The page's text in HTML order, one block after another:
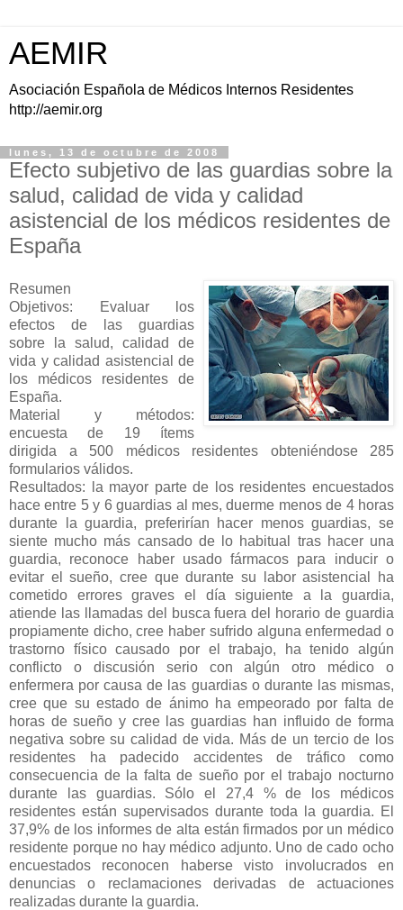
AEMIR
Asociación Española de Médicos Internos Residentes
http://aemir.org
lunes, 13 de octubre de 2008
Efecto subjetivo de las guardias sobre la
salud, calidad de vida y calidad
asistencial de los médicos residentes de
España
Resumen
Objetivos: Evaluar los
efectos de las guardias
sobre la salud, calidad de
vida y calidad asistencial de
los médicos residentes de
España.
Material y métodos:
encuesta de 19 ítems
dirigida a 500 médicos residentes obteniéndose 285
formularios válidos.
Resultados: la mayor parte de los residentes encuestados
hace entre 5 y 6 guardias al mes, duerme menos de 4 horas
durante la guardia, preferirían hacer menos guardias, se
siente mucho más cansado de lo habitual tras hacer una
guardia, reconoce haber usado fármacos para inducir o
evitar el sueño, cree que durante su labor asistencial ha
cometido errores graves el día siguiente a la guardia,
atiende las llamadas del busca fuera del horario de guardia
propiamente dicho, cree haber sufrido alguna enfermedad o
trastorno físico causado por el trabajo, ha tenido algún
conflicto o discusión serio con algún otro médico o
enfermera por causa de las guardias o durante las mismas,
cree que su estado de ánimo ha empeorado por falta de
horas de sueño y cree las guardias han influido de forma
negativa sobre su calidad de vida. Más de un tercio de los
residentes ha padecido accidentes de tráfico como
consecuencia de la falta de sueño por el trabajo nocturno
durante las guardias. Sólo el 27,4 % de los médicos
residentes están supervisados durante toda la guardia. El
37,9% de los informes de alta están firmados por un médico
residente porque no hay médico adjunto. Uno de cado ocho
encuestados reconocen haberse visto involucrados en
denuncias o reclamaciones derivadas de actuaciones
realizadas durante la guardia.